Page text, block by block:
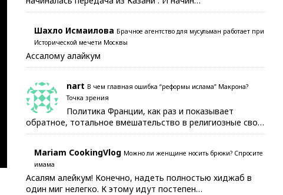
Шахло Исмаилова Брачное агентство для мусульман работает при
Исторической мечети Москвы
Ассалому алайкум
nart В чем главная ошибка “реформы ислама” Макрона?
Точка зрения
Политика Франции, как раз и показывает
обратное, тотальное вмешательство в религиозные сво…
Mariam CookingVlog Можно ли женщине носить брюки? Спросите
имама
Асалям алейкум! Конечно, надеть полностью хиджаб в
один миг нелегко. К этому идут постепен…